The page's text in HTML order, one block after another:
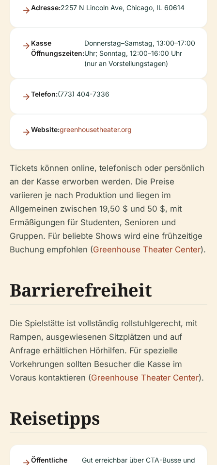
Adresse:2257 N Lincoln Ave, Chicago, IL 60614
Kasse
Öffnungszeiten:
Donnerstag–Samstag, 13:00–17:00
Uhr; Sonntag, 12:00–16:00 Uhr
(nur an Vorstellungstagen)
Telefon:(773) 404-7336
Website:greenhousetheater.org
Tickets können online, telefonisch oder persönlich
an der Kasse erworben werden. Die Preise
variieren je nach Produktion und liegen im
Allgemeinen zwischen 19,50 $ und 50 $, mit
Ermäßigungen für Studenten, Senioren und
Gruppen. Für beliebte Shows wird eine frühzeitige
Buchung empfohlen (Greenhouse Theater Center).
Barrierefreiheit
Die Spielstätte ist vollständig rollstuhlgerecht, mit
Rampen, ausgewiesenen Sitzplätzen und auf
Anfrage erhältlichen Hörhilfen. Für spezielle
Vorkehrungen sollten Besucher die Kasse im
Voraus kontaktieren (Greenhouse Theater Center).
Reisetipps
Öffentliche
Gut erreichbar über CTA-Busse und